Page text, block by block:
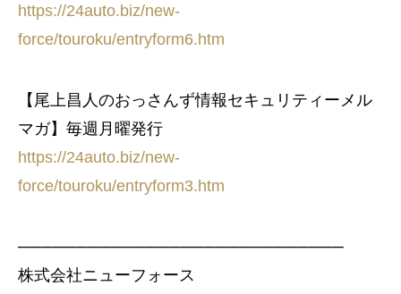
https://24auto.biz/new-
force/touroku/entryform6.htm
【尾上昌人のおっさんず情報セキュリティーメル
マガ】毎週月曜発行
https://24auto.biz/new-
force/touroku/entryform3.htm
────────────────────────────
株式会社ニューフォース